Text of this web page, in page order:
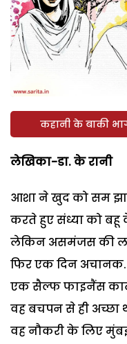
कहानी के बाकी
लेखिका-डा. के रानी
आशा ने खुद को सम
करते हुए संध्या को बहू
लेकिन असमंजस की
फिर एक दिन
एक सैल्फ फाइनैंस
वह बचपन से ही
वह नौकरी के लिए